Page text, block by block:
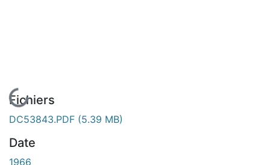
En cours de chargement...
Fichiers
DC53843.PDF (5.39 MB)
Date
1966